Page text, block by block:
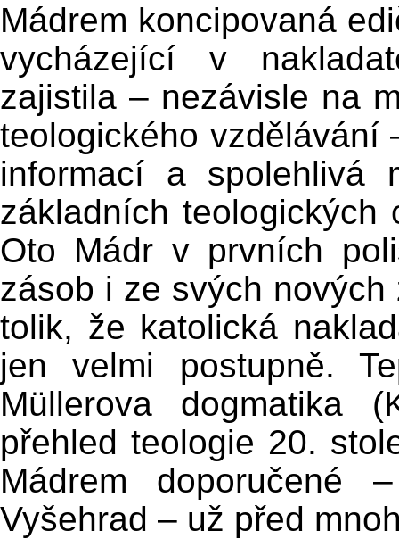
Mádrem koncipovaná
vycházející v
zajistila – nezávisle na
teologického vzdělávání
informací a spolehlivá
základních teologických
Oto Mádr v prvních
zásob i ze svých
tolik, že katolická
jen velmi postupně.
Müllerova dogmatika
přehled teologie 20.
Mádrem doporučené
Vyšehrad – už před